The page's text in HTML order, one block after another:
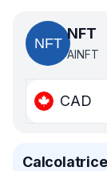
NFT
AINFT
CAD
Calcolatrice